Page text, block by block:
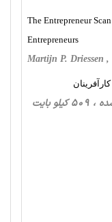
The Entrepreneur
Entrepreneurs
Martijn P. Driessen
، کلیه گرایش ها، 23 صفحه فارسی تایپ شده ، 509 کیلو بایت